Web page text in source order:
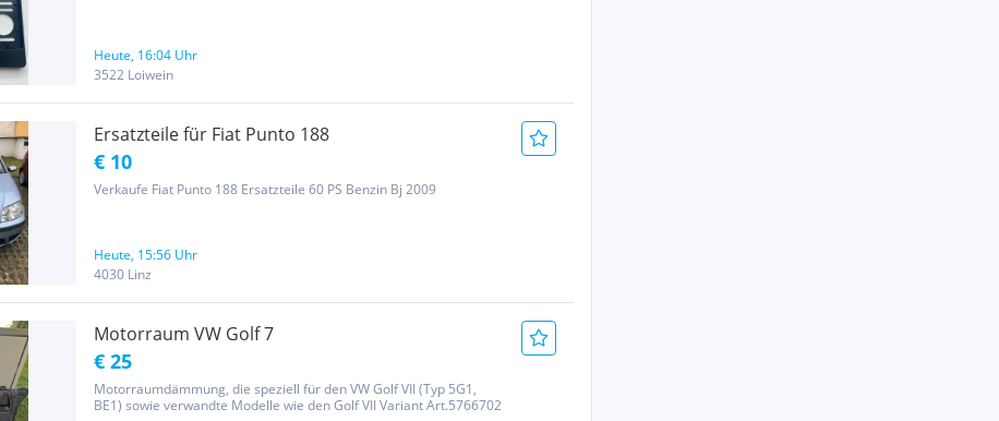
Heute, 16:04 Uhr
3522 Loiwein
Ersatzteile für Fiat Punto 188
€ 10
Verkaufe Fiat Punto 188 Ersatzteile 60 PS Benzin Bj 2009
Heute, 15:56 Uhr
4030 Linz
Motorraum VW Golf 7
€ 25
Motorraumdämmung, die speziell für den VW Golf VII (Typ 5G1,
BE1) sowie verwandte Modelle wie den Golf VII Variant Art.5766702